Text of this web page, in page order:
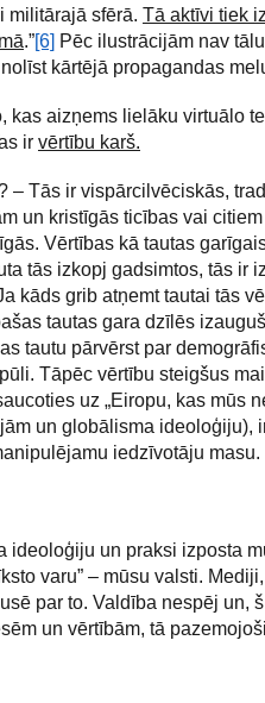
militārajā sfērā. Tā aktīvi tiek
.”[6] Pēc ilustrācijām nav
kārtējā propagandas
kas aizņems lielāku virtuālo
ir vērtību karš.
– Tās ir vispārcilvēciskās,
un kristīgās ticības vai
Vērtības kā tautas
tās izkopj gadsimtos, tās ir
kāds grib atņemt tautai tās
tautas gara dzīlēs
tautu pārvērst par
Tāpēc vērtību steigšus
uz „Eiropu, kas mūs
un globālisma ideoloģiju),
iedzīvotāju masu.
ideoloģiju un praksi izposta
varu” – mūsu valsti.
par to. Valdība nespēj un,
un vērtībām, tā